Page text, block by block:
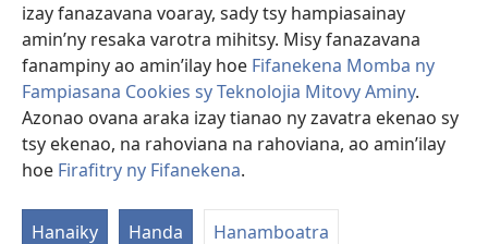
izay fanazavana voaray, sady tsy hampiasainay
amin’ny resaka varotra mihitsy. Misy fanazavana
fanampiny ao amin’ilay hoe Fifanekena Momba ny
Fampiasana Cookies sy Teknolojia Mitovy Aminy.
Azonao ovana araka izay tianao ny zavatra ekenao sy
tsy ekenao, na rahoviana na rahoviana, ao amin’ilay
hoe Firafitry ny Fifanekena.
Hanaiky Handa Hanamboatra
Watchtower Library ®
Copyright© 2026 Watch Tower Bible and Tract Society of Pennsylvania.
FIFANEKENA| FIFANEKENA MOMBA NY TSIAMBARATELO
NY FIFANEKENA